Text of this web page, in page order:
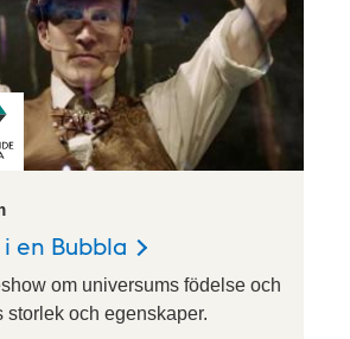
en Bubbla
om universums födelse och
storlek och egenskaper.